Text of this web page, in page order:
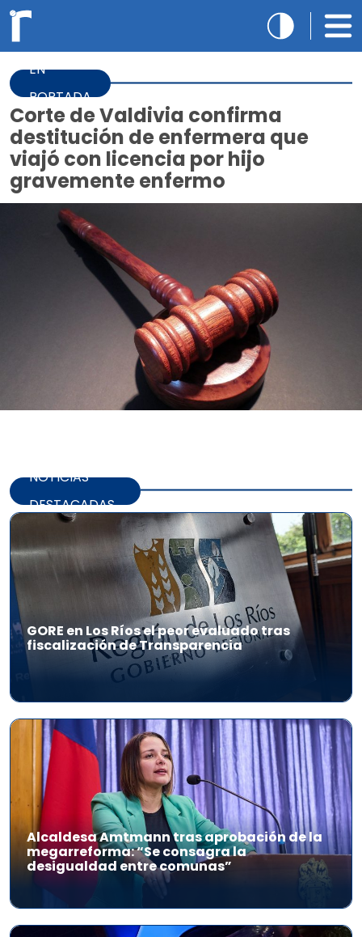
EN
PORTADA
Corte de Valdivia confirma
destitución de enfermera que
viajó con licencia por hijo
gravemente enfermo
NOTICIAS
DESTACADAS
GORE en Los Ríos el peor evaluado tras
fiscalización de Transparencia
Alcaldesa Amtmann tras aprobación de la
megarreforma: “Se consagra la
desigualdad entre comunas”